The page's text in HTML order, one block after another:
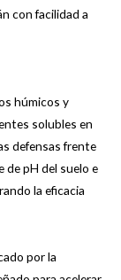
con facilidad a
húmicos y
solubles en
defensas frente
de pH del suelo e
la eficacia
por la